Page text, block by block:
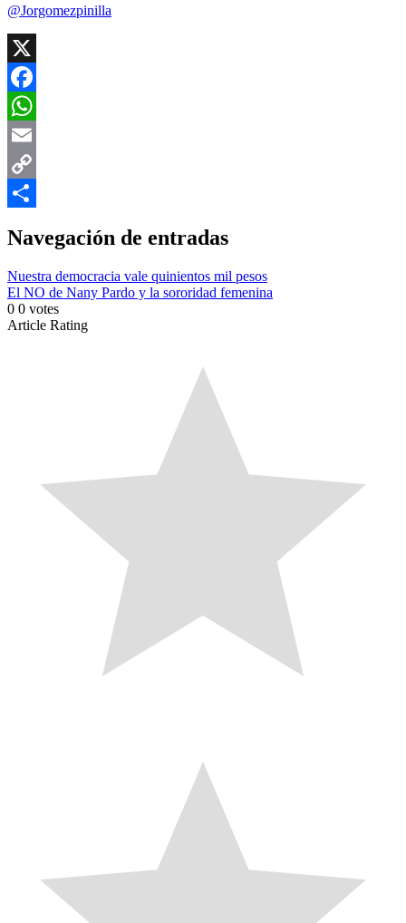
@Jorgomezpinilla
X
Facebook
WhatsApp
Email
Copy
Navegación de entradas
Nuestra democracia vale quinientos mil pesos
El NO de Nany Pardo y la sororidad femenina
0 0 votes
Article Rating